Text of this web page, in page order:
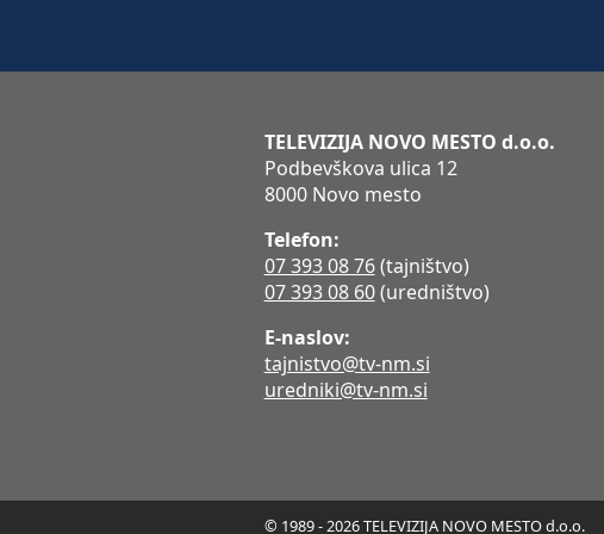
TELEVIZIJA NOVO MESTO d.o.o.
Podbevškova ulica 12
8000 Novo mesto
Telefon:
07 393 08 76(tajništvo)
07 393 08 60(uredništvo)
E-naslov:
tajnistvo@tv-nm.si
uredniki@tv-nm.si
© 1989 - 2026 TELEVIZIJA NOVO MESTO d.o.o.